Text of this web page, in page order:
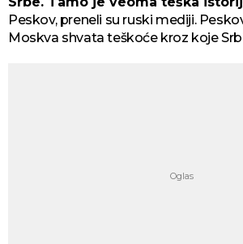
Peskov, preneli su ruski mediji.
Moskva shvata teškoće kroz koje